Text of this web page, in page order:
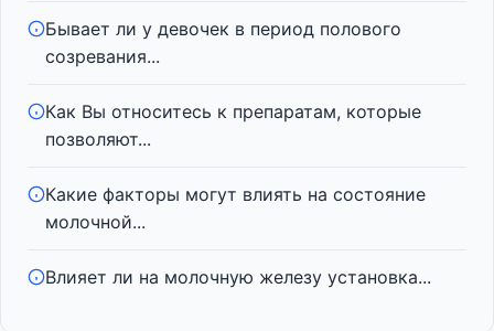
Бывает ли у девочек в период полового
созревания...
Как Вы относитесь к препаратам, которые
позволяют...
Какие факторы могут влиять на состояние
молочной...
Влияет ли на молочную железу установка...